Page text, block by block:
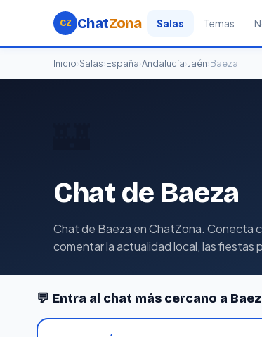
CZ ChatZona Salas Temas
Inicio Salas España Andalucía Jaén Baeza
Chat de Baeza
Chat de Baeza en ChatZona. Conecta
comentar la actualidad local, las fiestas
💬 Entra al chat más cercano a